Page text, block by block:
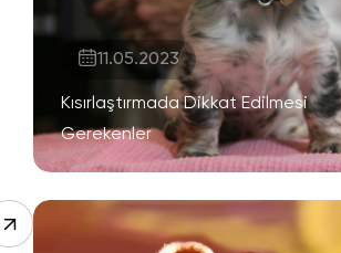
11.05.2023
Kısırlaştırmada Dikkat Edilmesi
Gerekenler